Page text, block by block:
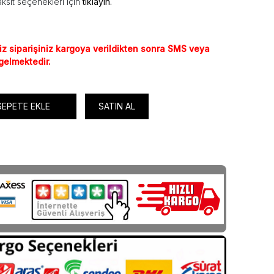
siparişiniz kargoya verildikten sonra SMS veya
EKLE SATIN AL